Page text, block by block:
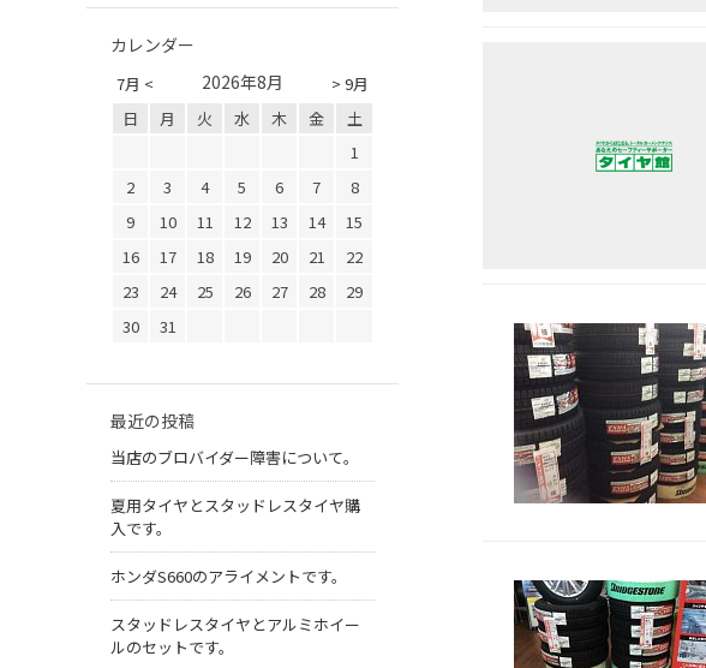
カレンダー
7月 < > 9月
2026年8月
日 月 火 水 木 金
土
1
2
3 4 5 6 7
8
9
10 11 12 13 14
15
16
17 18 19 20 21
22
23
24 25 26 27 28
29
30
31
最近の投稿
当店のブロバイダー障害について。
夏用タイヤとスタッドレスタイヤ購
入です。
ホンダS660のアライメントです。
スタッドレスタイヤとアルミホイー
ルのセットです。